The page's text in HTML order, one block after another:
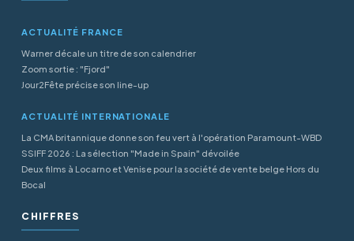
ACTUALITÉ FRANCE
Warner décale un titre de son calendrier
Zoom sortie : "Fjord"
Jour2Fête précise son line-up
ACTUALITÉ INTERNATIONALE
La CMA britannique donne son feu vert à l'opération Paramount-WBD
SSIFF 2026 : La sélection "Made in Spain" dévoilée
Deux films à Locarno et Venise pour la société de vente belge Hors du
Bocal
CHIFFRES